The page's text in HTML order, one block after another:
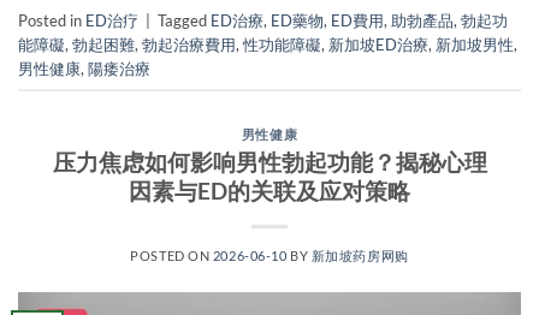
Posted in ED治疗 Tagged ED治療, ED藥物, ED費用, 助勃產品, 勃起功
能障礙, 勃起困難, 勃起治療費用,性功能障礙, 新加坡ED治療, 新加坡男性,
男性健康, 陽痿治療
男性健康
压力焦虑如何影响男性勃起功能？揭秘心理
因素与ED的关联及应对策略
POSTED ON 2026-06-10 BY 新加坡药房网购